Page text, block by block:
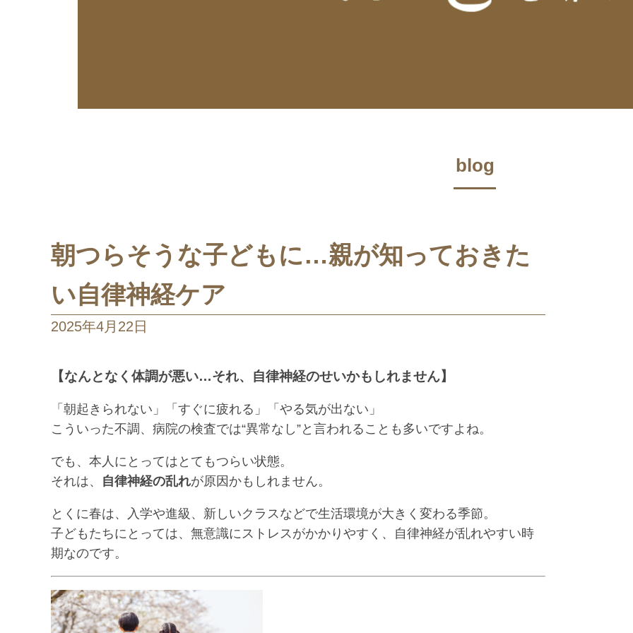
blog
朝つらそうな子どもに…親が知っておきた
い自律神経ケア
2025年4月22日
【なんとなく体調が悪い…それ、自律神経のせいかもしれません】
「朝起きられない」「すぐに疲れる」「やる気が出ない」
こういった不調、病院の検査では“異常なし”と言われることも多いですよね。
でも、本人にとってはとてもつらい状態。
それは、 自律神経の乱れが原因かもしれません。
とくに春は、入学や進級、新しいクラスなどで生活環境が大きく変わる季節。
子どもたちにとっては、無意識にストレスがかかりやすく、自律神経が乱れやすい時
期なのです。